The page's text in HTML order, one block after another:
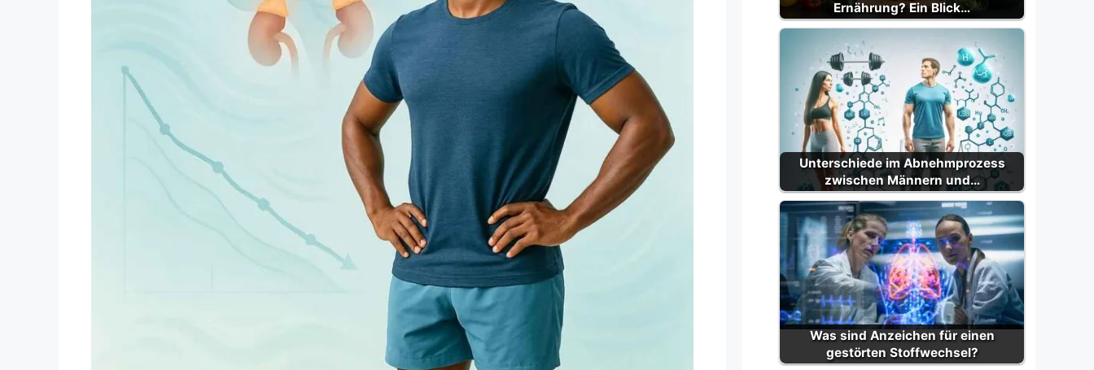
Ernährung? Ein Blick…
Unterschiede im Abnehmprozess
zwischen Männern und…
Was sind Anzeichen für einen
gestörten Stoffwechsel?